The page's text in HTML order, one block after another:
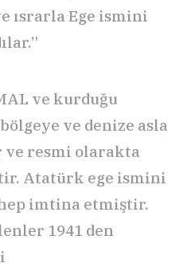
ısrarla Ege ismini
ve kurduğu
ve denize asla
ve resmi olarakta
Atatürk ege ismini
imtina etmiştir.
1941 den